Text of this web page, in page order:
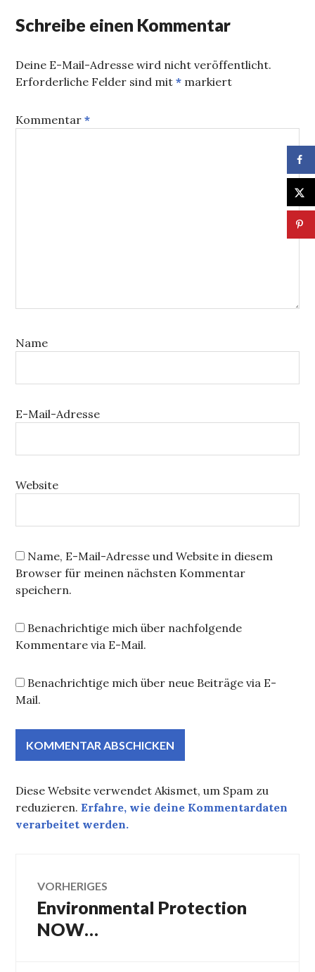
Schreibe einen Kommentar
Deine E-Mail-Adresse wird nicht veröffentlicht.
Erforderliche Felder sind mit* markiert
Kommentar*
Name
E-Mail-Adresse
Website
Name, E-Mail-Adresse und Website in diesem
Browser für meinen nächsten Kommentar
speichern.
Benachrichtige mich über nachfolgende
Kommentare via E-Mail.
Benachrichtige mich über neue Beiträge via E-
Mail.
Diese Website verwendet Akismet, um Spam zu
reduzieren.Erfahre, wie deine Kommentardaten
verarbeitet werden.
Beitragsnavigation
VORHERIGES
Vorheriger
Beitrag:
Environmental Protection
NOW…